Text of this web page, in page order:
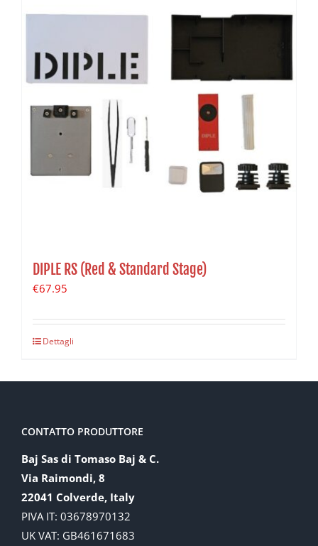
DIPLE RS (Red & Standard Stage)
€67.95
Dettagli
CONTATTO PRODUTTORE
Baj Sas di Tomaso Baj & C.
Via Raimondi, 8
22041 Colverde, Italy
PIVA IT: 03678970132
UK VAT: GB461671683